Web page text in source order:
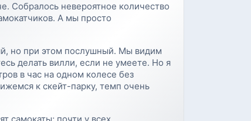
Собралось невероятное количество
А мы просто
но при этом послушный. Мы видим
делать вилли, если не умеете. Но я
в час на одном колесе без
к скейт-парку, темп очень